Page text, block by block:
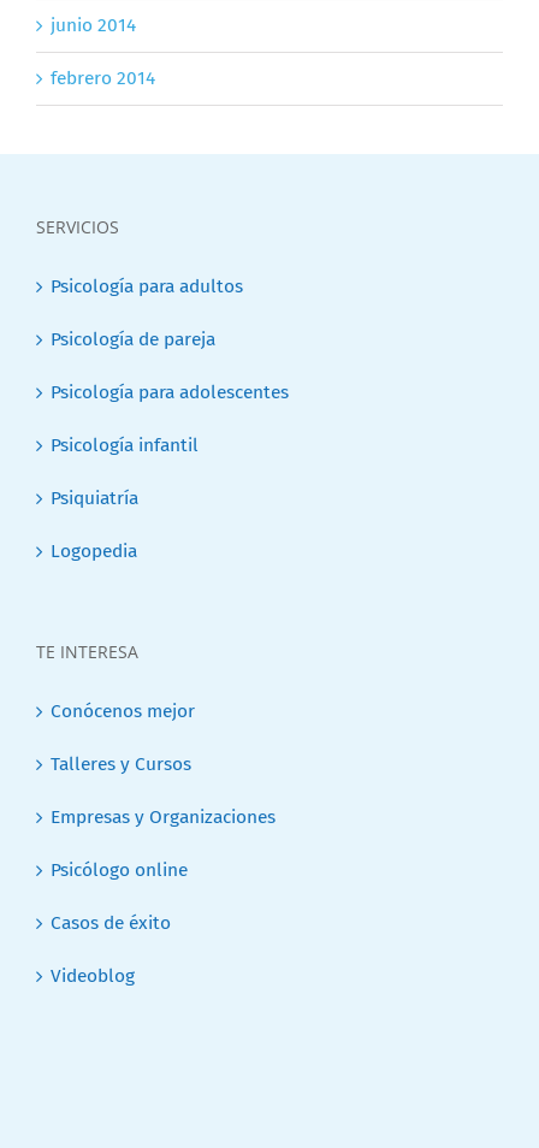
junio 2014
febrero 2014
SERVICIOS
Psicología para adultos
Psicología de pareja
Psicología para adolescentes
Psicología infantil
Psiquiatría
Logopedia
TE INTERESA
Conócenos mejor
Talleres y Cursos
Empresas y Organizaciones
Psicólogo online
Casos de éxito
Videoblog